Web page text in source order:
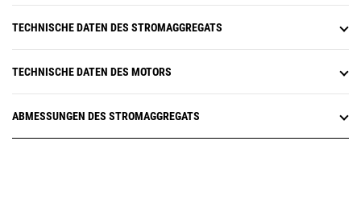
TECHNISCHE DATEN DES STROMAGGREGATS
TECHNISCHE DATEN DES MOTORS
ABMESSUNGEN DES STROMAGGREGATS